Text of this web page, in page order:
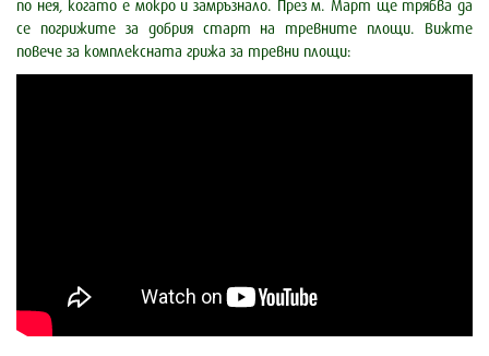
по нея, когато е мокро и замръзнало. През м. Март ще трябва да
се погрижите за добрия старт на тревните площи. Вижте
повече за комплексната грижа за тревни площи: